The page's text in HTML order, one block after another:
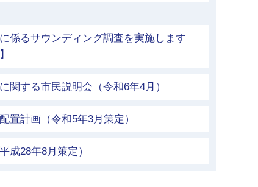
係るサウンディング調査を実施します
関する市民説明会（令和6年4月）
置計画（令和5年3月策定）
成28年8月策定）